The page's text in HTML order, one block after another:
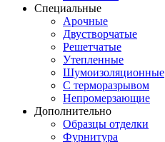
Специальные
Арочные
Двустворчатые
Решетчатые
Утепленные
Шумоизоляционные
С терморазрывом
Непромерзающие
Дополнительно
Образцы отделки
Фурнитура